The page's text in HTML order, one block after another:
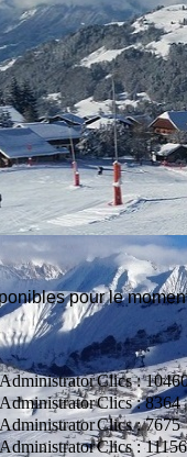
pour le
Clics :
Clics : 8364
Clics : 7675
Clics : 11156